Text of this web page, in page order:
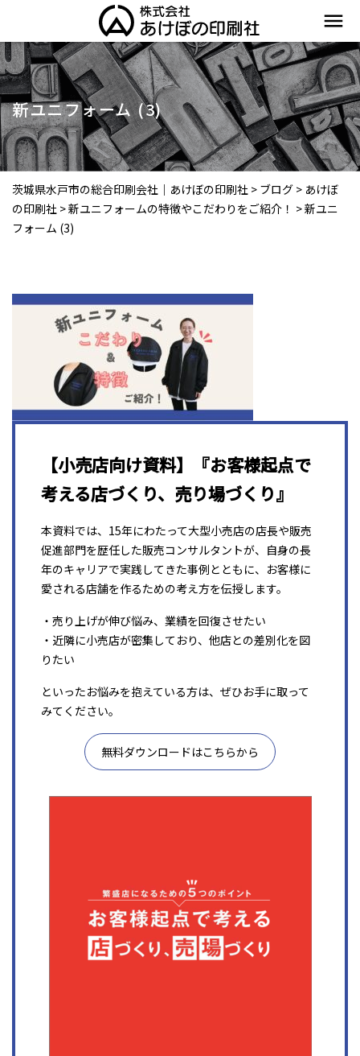
menu
新ユニフォーム (3)
茨城県水戸市の総合印刷会社｜あけぼの印刷社 > ブログ > あけぼ
の印刷社 >新ユニフォームの特徴やこだわりをご紹介！ >新ユニ
フォーム (3)
【小売店向け資料】『お客様起点で
考える店づくり、売り場づくり』
本資料では、15年にわたって大型小売店の店長や販売
促進部門を歴任した販売コンサルタントが、自身の長
年のキャリアで実践してきた事例とともに、お客様に
愛される店舗を作るための考え方を伝授します。
・売り上げが伸び悩み、業績を回復させたい
・近隣に小売店が密集しており、他店との差別化を図
りたい
といったお悩みを抱えている方は、ぜひお手に取って
みてください。
無料ダウンロードはこちらから